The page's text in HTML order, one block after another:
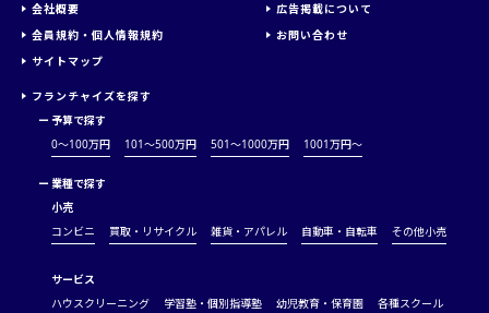
会社概要
広告掲載について
会員規約・個人情報規約
お問い合わせ
サイトマップ
フランチャイズを探す
ー 予算で探す
0～100万円
101～500万円 501～1000万円 1001万円〜
ー 業種で探す
小売
コンビニ
買取・リサイクル 雑貨・アパレル 自動車・自転車 その他小売
サービス
ハウスクリーニング
学習塾・個別指導塾 幼児教育・保育園
各種スクール